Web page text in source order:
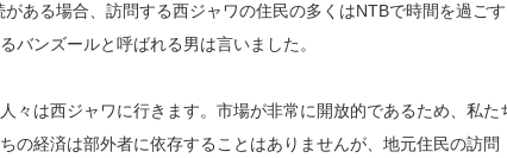
がある場合、訪問する西ジャワの住民の多くはNTBで時間を過ご
バンズールと呼ばれる男は言いました。
人々は西ジャワに行きます。市場が非常に開放的であるため、私た
の経済は部外者に依存することはありませんが、地元住民の訪問